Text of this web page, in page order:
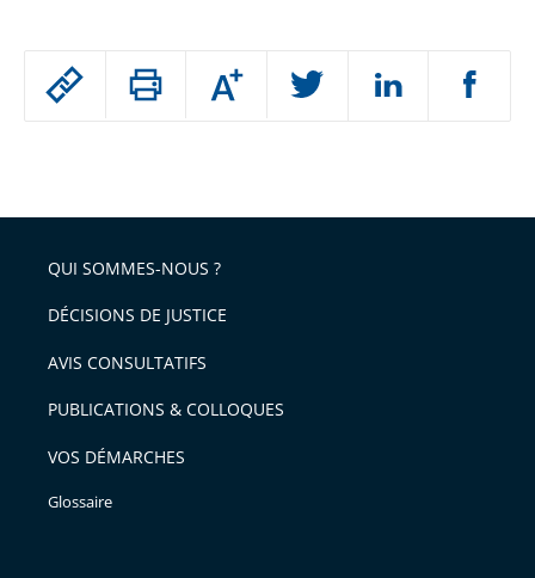
Passer
arriver
après
Augmenter
ou
l'article
pour
avant
QUI SOMMES-NOUS ?
DÉCISIONS DE JUSTICE
AVIS CONSULTATIFS
PUBLICATIONS & COLLOQUES
VOS DÉMARCHES
Glossaire